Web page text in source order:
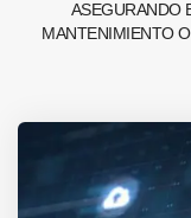
ASEGURANDO
MANTENIMIENTO